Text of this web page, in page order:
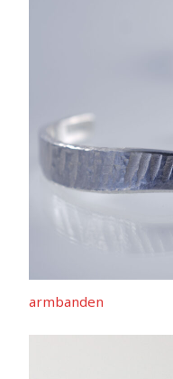
armbanden